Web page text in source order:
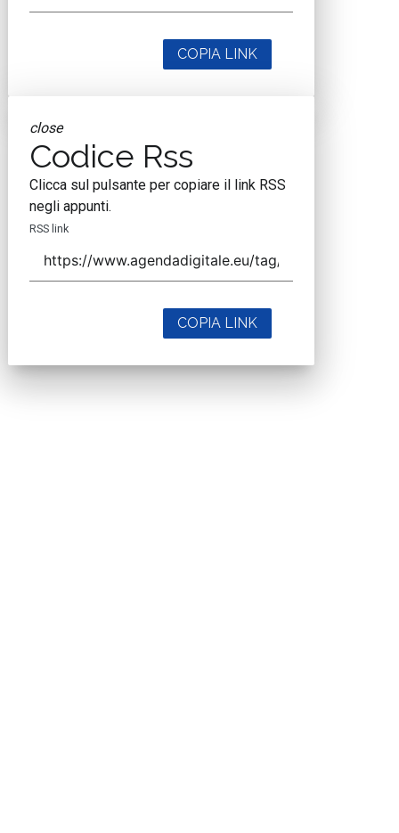
COPIA LINK
close
Codice Rss
Clicca sul pulsante per copiare il link RSS
negli appunti.
RSS link
COPIA LINK